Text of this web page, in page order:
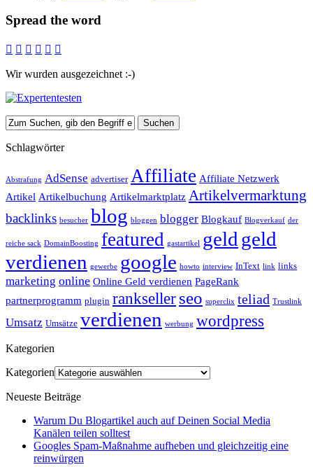
Spread the word
     
Wir wurden ausgezeichnet :-)
Schlagwörter
Abstrafung AdSense advertiser Affiliate Affiliate Netzwerk
Artikel Artikelbuchung Artikelmarktplatz Artikelvermarktung
backlinks besucher blog bloggen blogger Blogkauf Blogverkauf der
reiche sack DomainBoosting featured gastartikel geld geld
verdienen gewerbe google howto interview InText link links
marketing online Online Geld verdienen PageRank
partnerprogramm plugin ranksellerseo superclix teliad Trustlink
Umsatz Umsätze verdienen werbung wordpress
Kategorien
Kategorien
Neueste Beiträge
Warum Du Blogartikel auch auf Deinen Social Media
Kanälen teilen solltest
Googles Spam-Maßnahme aufheben und gleichzeitig eine
reinwürgen